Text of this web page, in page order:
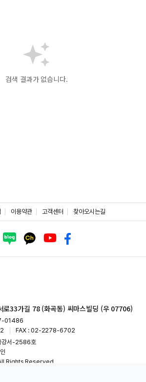
검색 결과가 없습니다.
이용약관 고객센터 찾아오시는길
로33가길 78 (화곡동) 씨마스빌딩 (우 07706)
01486
FAX : 02-2278-6702
강서-2586호
Rights Reserved